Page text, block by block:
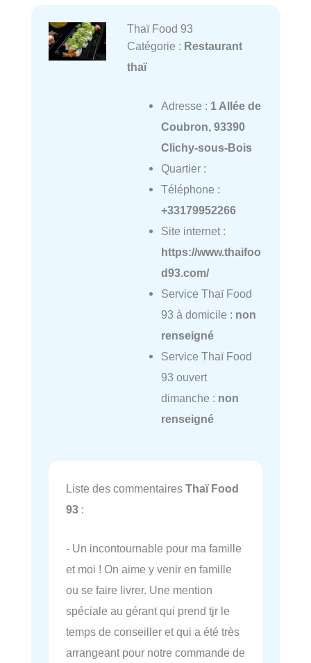
Thaï Food 93
Catégorie : Restaurant
thaï
Adresse : 1 Allée de
Coubron, 93390
Clichy-sous-Bois
Quartier :
Téléphone :
+33179952266
Site internet :
https://www.thaifoo
d93.com/
Service Thaï Food
93 à domicile : non
renseigné
Service Thaï Food
93 ouvert
dimanche : non
renseigné
Liste des commentaires Thaï Food
93 :
- Un incontournable pour ma famille
et moi ! On aime y venir en famille
ou se faire livrer. Une mention
spéciale au gérant qui prend tjr le
temps de conseiller et qui a été très
arrangeant pour notre commande de